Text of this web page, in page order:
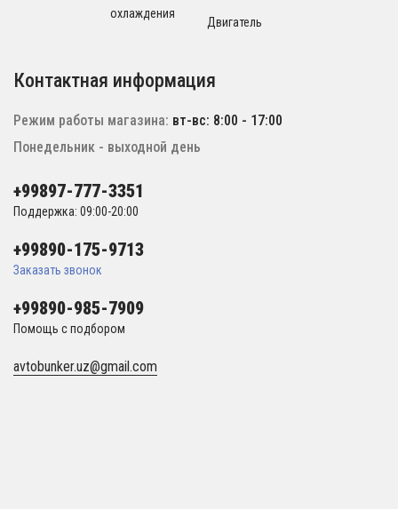
охлаждения
Двигатель
Контактная информация
Режим работы магазина: вт-вс: 8:00 - 17:00
Понедельник - выходной день
+99897-777-3351
Поддержка: 09:00-20:00
+99890-175-9713
Заказать звонок
+99890-985-7909
Помощь с подбором
avtobunker.uz@gmail.com